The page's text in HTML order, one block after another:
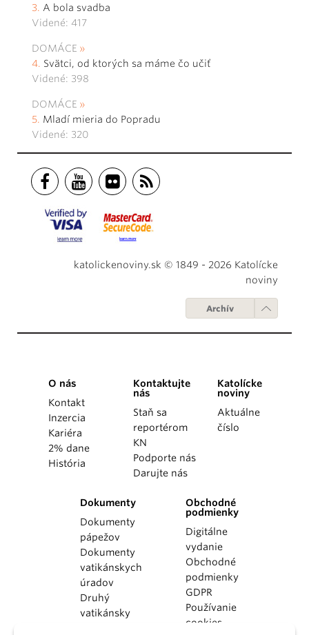
A bola svadba
Videné: 417
DOMÁCE
Svätci, od ktorých sa máme čo učiť
Videné: 398
DOMÁCE
Mladí mieria do Popradu
Videné: 320
katolickenoviny.sk © 1849 - 2026 Katolícke
noviny
Archív
O nás
Kontakt
Inzercia
Kariéra
2% dane
História
Kontaktujte
nás
Staň sa
reportérom
KN
Podporte nás
Darujte nás
Katolícke
noviny
Aktuálne
číslo
Dokumenty
Dokumenty
pápežov
Dokumenty
vatikánskych
úradov
Druhý
vatikánsky
Obchodné
podmienky
Digitálne
vydanie
Obchodné
podmienky
GDPR
Používanie
cookies